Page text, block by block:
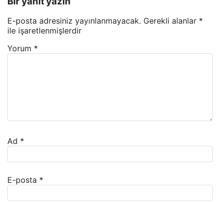
E-posta adresiniz yayınlanmayacak. Gerekli alanlar *
ile işaretlenmişlerdir
Yorum *
Ad *
E-posta *